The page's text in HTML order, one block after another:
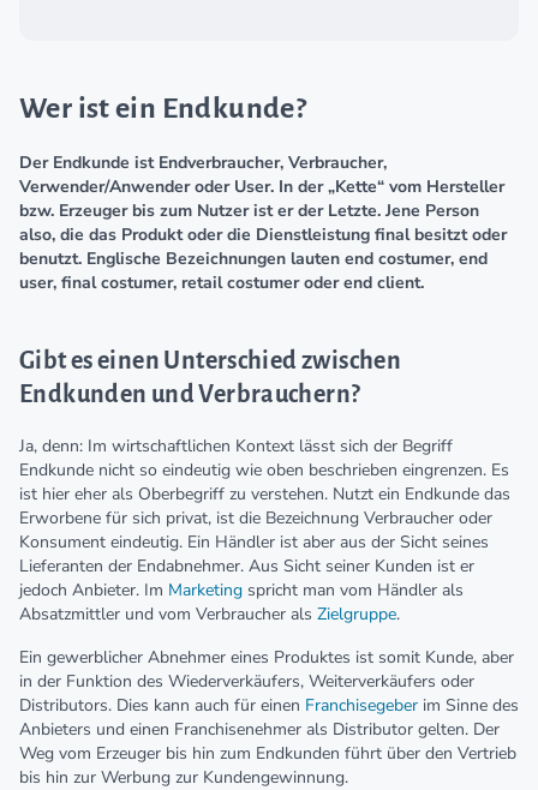
Wer ist ein Endkunde?
Der Endkunde ist Endverbraucher, Verbraucher,
Verwender/Anwender oder User. In der „Kette“ vom Hersteller
bzw. Erzeuger bis zum Nutzer ist er der Letzte. Jene Person
also, die das Produkt oder die Dienstleistung final besitzt oder
benutzt. Englische Bezeichnungen lauten end costumer, end
user, final costumer, retail costumer oder end client.
Gibt es einen Unterschied zwischen
Endkunden und Verbrauchern?
Ja, denn: Im wirtschaftlichen Kontext lässt sich der Begriff
Endkunde nicht so eindeutig wie oben beschrieben eingrenzen. Es
ist hier eher als Oberbegriff zu verstehen. Nutzt ein Endkunde das
Erworbene für sich privat, ist die Bezeichnung Verbraucher oder
Konsument eindeutig. Ein Händler ist aber aus der Sicht seines
Lieferanten der Endabnehmer. Aus Sicht seiner Kunden ist er
jedoch Anbieter. Im Marketing spricht man vom Händler als
Absatzmittler und vom Verbraucher als Zielgruppe.
Ein gewerblicher Abnehmer eines Produktes ist somit Kunde, aber
in der Funktion des Wiederverkäufers, Weiterverkäufers oder
Distributors. Dies kann auch für einen Franchisegeber im Sinne des
Anbieters und einen Franchisenehmer als Distributor gelten. Der
Weg vom Erzeuger bis hin zum Endkunden führt über den Vertrieb
bis hin zur Werbung zur Kundengewinnung.